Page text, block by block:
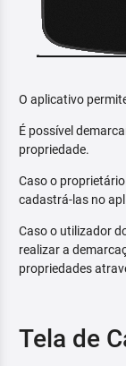
O aplicativo
É possível
propriedade.
Caso o
cadastrá-las no
Caso o utilizador
realizar a
propriedades
Tela de